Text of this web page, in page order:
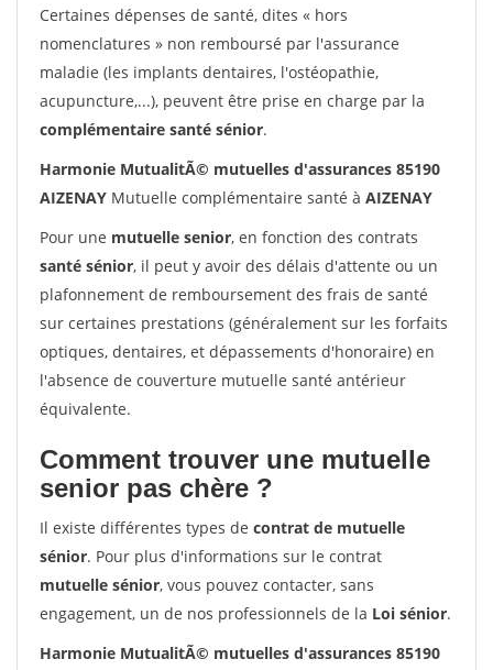
Certaines dépenses de santé, dites « hors
nomenclatures » non remboursé par l'assurance
maladie (les implants dentaires, l'ostéopathie,
acupuncture,...), peuvent être prise en charge par la
complémentaire santé sénior.
Harmonie MutualitÃ© mutuelles d'assurances 85190
AIZENAY Mutuelle complémentaire santé à AIZENAY
Pour une mutuelle senior, en fonction des contrats
santé sénior, il peut y avoir des délais d'attente ou un
plafonnement de remboursement des frais de santé
sur certaines prestations (généralement sur les forfaits
optiques, dentaires, et dépassements d'honoraire) en
l'absence de couverture mutuelle santé antérieur
équivalente.
Comment trouver une mutuelle
senior pas chère ?
Il existe différentes types de contrat de mutuelle
sénior. Pour plus d'informations sur le contrat
mutuelle sénior, vous pouvez contacter, sans
engagement, un de nos professionnels de la Loi sénior.
Harmonie MutualitÃ© mutuelles d'assurances 85190